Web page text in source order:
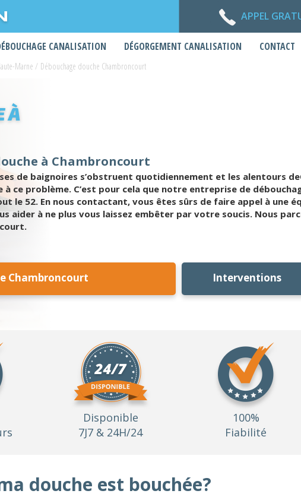
APPEL
CANALISATION DÉGORGEMENT CANALISATION CONTACT
Marne / Débouchage douche Chambroncourt
À
à Chambroncourt
de baignoires s’obstruent quotidiennement et les alentours
ce problème. C’est pour cela que notre entreprise de
le 52. En nous contactant, vous êtes sûrs de faire appel à une
aider à ne plus vous laissez embêter par votre soucis. Nous
Chambroncourt Interventions
Disponible
7J7 & 24H/24
100%
Fiabilité
douche est bouchée?